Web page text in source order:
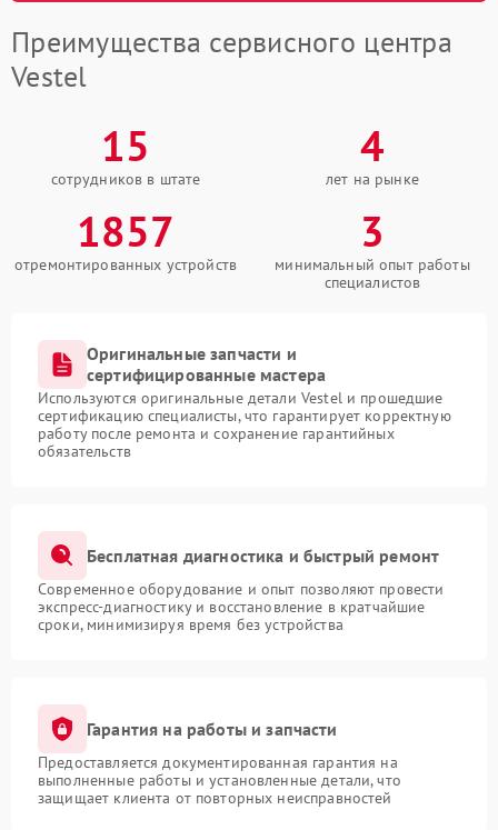
Преимущества сервисного центра
Vestel
15
сотрудников в штате
4
лет на рынке
1857
отремонтированных устройств
3
минимальный опыт работы
специалистов
Оригинальные запчасти и
сертифицированные мастера
Используются оригинальные детали Vestel и прошедшие
сертификацию специалисты, что гарантирует корректную
работу после ремонта и сохранение гарантийных
обязательств
Бесплатная диагностика и быстрый ремонт
Современное оборудование и опыт позволяют провести
экспресс-диагностику и восстановление в кратчайшие
сроки, минимизируя время без устройства
Гарантия на работы и запчасти
Предоставляется документированная гарантия на
выполненные работы и установленные детали, что
защищает клиента от повторных неисправностей